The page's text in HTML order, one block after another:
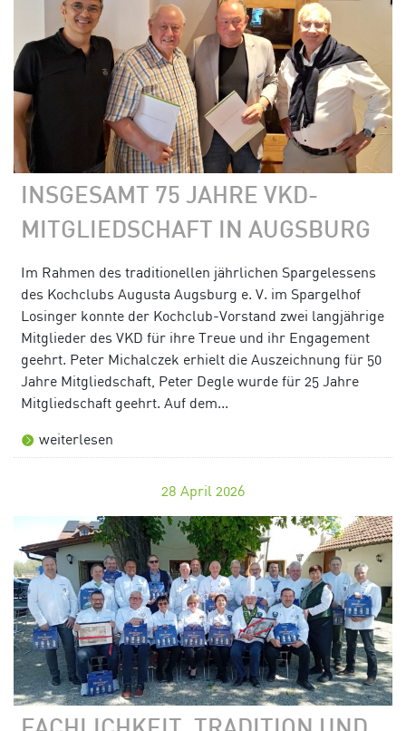
INSGESAMT 75 JAHRE VKD-
MITGLIEDSCHAFT IN AUGSBURG
Im Rahmen des traditionellen jährlichen Spargelessens
des Kochclubs Augusta Augsburg e. V. im Spargelhof
Losinger konnte der Kochclub-Vorstand zwei langjährige
Mitglieder des VKD für ihre Treue und ihr Engagement
geehrt. Peter Michalczek erhielt die Auszeichnung für 50
Jahre Mitgliedschaft, Peter Degle wurde für 25 Jahre
Mitgliedschaft geehrt. Auf dem...
weiterlesen
28 April 2026